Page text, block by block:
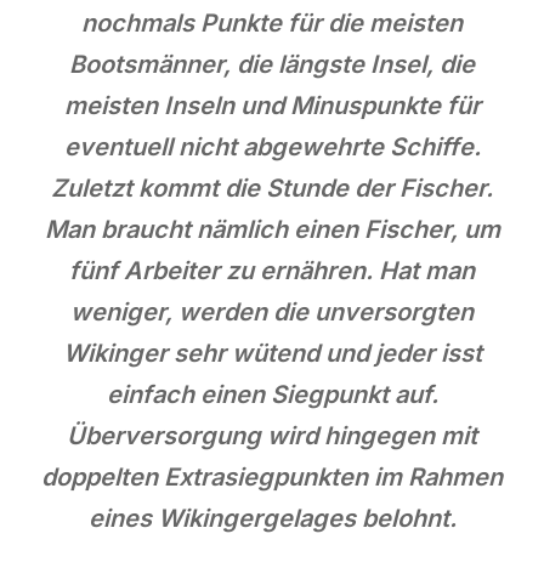
nochmals Punkte für die meisten
Bootsmänner, die längste Insel, die
meisten Inseln und Minuspunkte für
eventuell nicht abgewehrte Schiffe.
Zuletzt kommt die Stunde der Fischer.
Man braucht nämlich einen Fischer, um
fünf Arbeiter zu ernähren. Hat man
weniger, werden die unversorgten
Wikinger sehr wütend und jeder isst
einfach einen Siegpunkt auf.
Überversorgung wird hingegen mit
doppelten Extrasiegpunkten im Rahmen
eines Wikingergelages belohnt.